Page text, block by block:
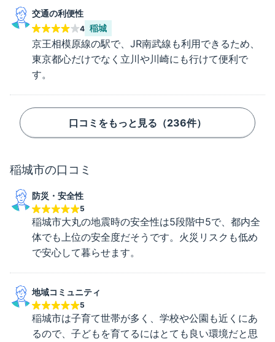
交通の利便性
4 稲城
京王相模原線の駅で、JR南武線も利用できるため、
東京都心だけでなく立川や川崎にも行けて便利で
す。
口コミをもっと見る（236件）
稲城市の口コミ
防災・安全性
5
稲城市大丸の地震時の安全性は5段階中5で、都内全
体でも上位の安全度だそうです。火災リスクも低め
で安心して暮らせます。
地域コミュニティ
5
稲城市は子育て世帯が多く、学校や公園も近くにあ
るので、子どもを育てるにはとても良い環境だと思